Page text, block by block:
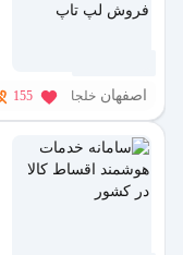
اصفهان خلجا 155